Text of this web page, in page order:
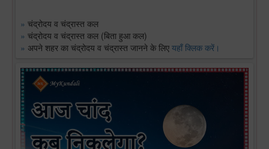
» चंद्रोदय व चंद्रास्त कल
» चंद्रोदय व चंद्रास्त कल (बिता हुआ कल)
» अपने शहर का चंद्रोदय व चंद्रास्त जानने के लिए यहाँ क्लिक करें।